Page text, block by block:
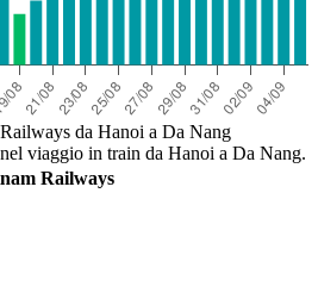
da Hanoi a Da Nang
viaggio in train da Hanoi a Da Nang.
Railways